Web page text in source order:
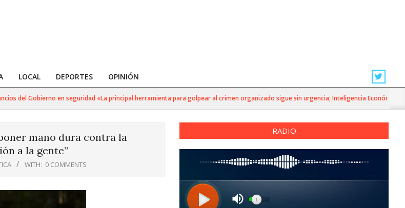
LOCAL DEPORTES OPINIÓN
del Gobierno en seguridad «La principal herramienta para golpear al crimen organizado sigue sin urgencia; Inteligencia Económica»
mano dura contra la
a la gente”
WITH: 0 COMMENTS
RADIO